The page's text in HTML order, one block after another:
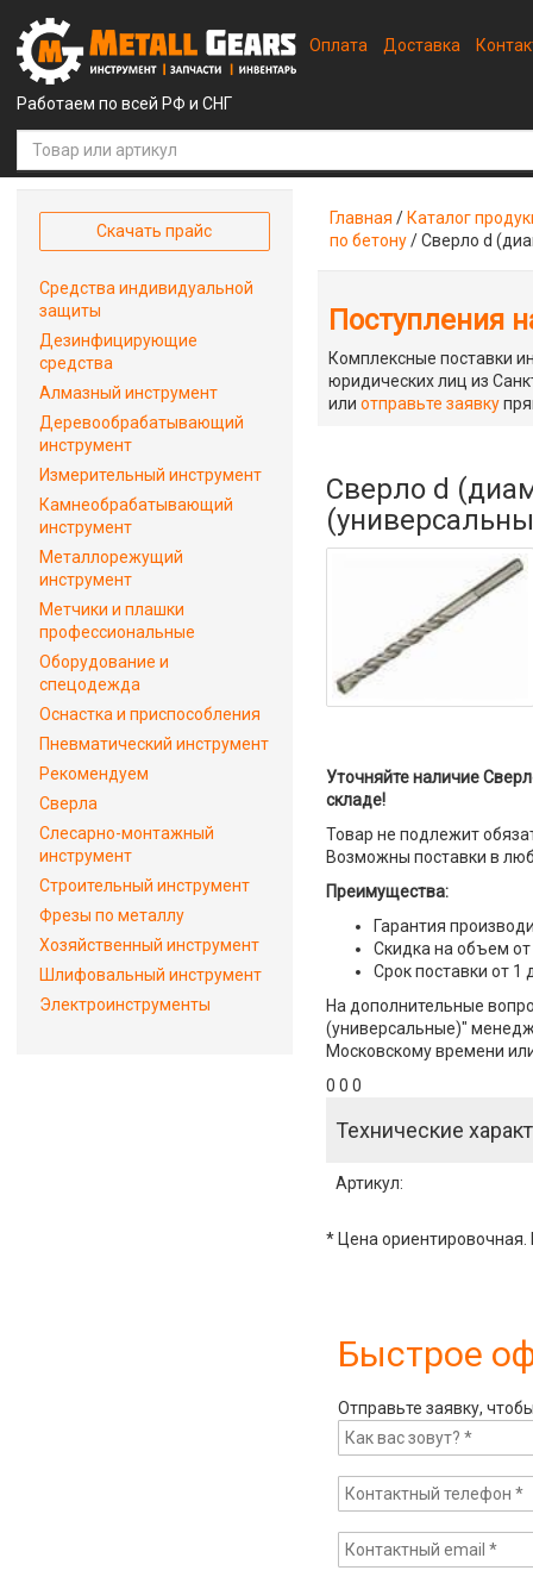
Работаем по всей РФ и СНГ
Оплата Доставка
Главная / Каталог
по бетону/Сверло d
Поступления
Комплексные поставки
юридических лиц из
илиотправьте заявку
Сверло d
Уточняйте наличие
складе!
Товар не подлежит
Возможны поставки в
Преимущества:
Гарантия
Скидка на объем от
Срок поставки от 1
На дополнительные
(универсальные)"
Московскому времени
0 0 0
Технические
Артикул:
* Цена ориентировочная.
Быстрое
Отправьте заявку,
Скачать прайс
Средства индивидуальной
защиты
Дезинфицирующие
средства
Алмазный инструмент
Деревообрабатывающий
инструмент
Измерительный инструмент
Камнеобрабатывающий
инструмент
Металлорежущий
инструмент
Метчики и плашки
профессиональные
Оборудование и
спецодежда
Оснастка и приспособления
Пневматический инструмент
Рекомендуем
Сверла
Слесарно-монтажный
инструмент
Строительный инструмент
Фрезы по металлу
Хозяйственный инструмент
Шлифовальный инструмент
Электроинструменты